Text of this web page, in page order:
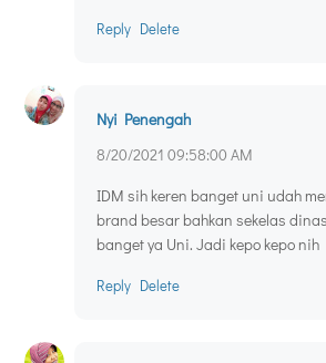
Reply Delete
Nyi Penengah
8/20/2021 09:58:00 AM
IDM sih keren banget uni udah
brand besar bahkan sekelas
banget ya Uni. Jadi kepo kepo nih
Reply Delete